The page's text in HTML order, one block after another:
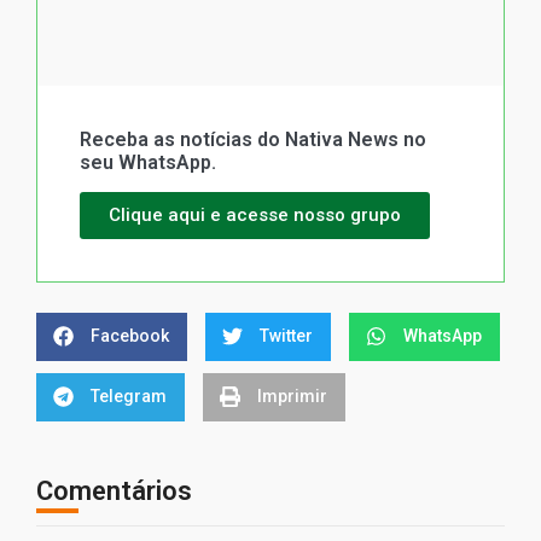
Receba as notícias do Nativa News no
seu WhatsApp.
Clique aqui e acesse nosso grupo
Facebook Twitter WhatsApp
Telegram Imprimir
Comentários